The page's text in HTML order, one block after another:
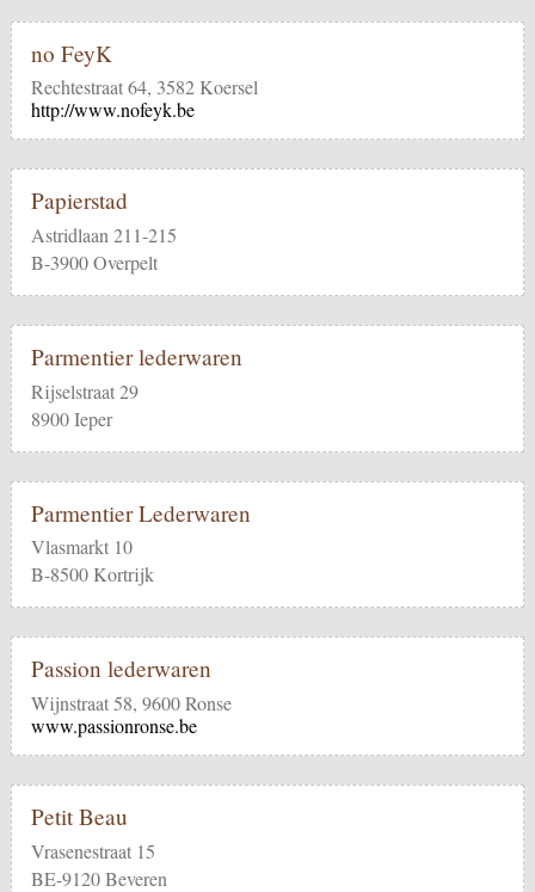
no FeyK
Rechtestraat 64, 3582 Koersel
http://www.nofeyk.be
Papierstad
Astridlaan 211-215
B-3900 Overpelt
Parmentier lederwaren
Rijselstraat 29
8900 Ieper
Parmentier Lederwaren
Vlasmarkt 10
B-8500 Kortrijk
Passion lederwaren
Wijnstraat 58, 9600 Ronse
www.passionronse.be
Petit Beau
Vrasenestraat 15
BE-9120 Beveren